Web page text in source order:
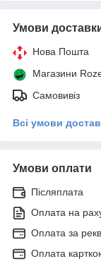
Умови
Нова Пошта
Магазини
Самовивіз
Всі умови
Умови оплати
Післяплата
Оплата на
Оплата за
Оплата